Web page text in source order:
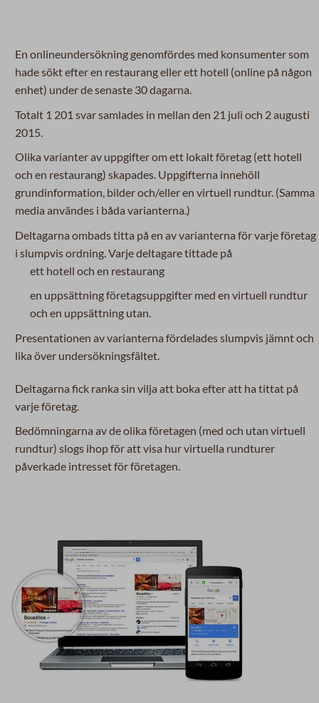
En onlineundersökning genomfördes med konsumenter som
hade sökt efter en restaurang eller ett hotell (online på någon
enhet) under de senaste 30 dagarna.
Totalt 1 201 svar samlades in mellan den 21 juli och 2 augusti
2015.
Olika varianter av uppgifter om ett lokalt företag (ett hotell
och en restaurang) skapades. Uppgifterna innehöll
grundinformation, bilder och/eller en virtuell rundtur. (Samma
media användes i båda varianterna.)
Deltagarna ombads titta på en av varianterna för varje företag
i slumpvis ordning. Varje deltagare tittade på
ett hotell och en restaurang
en uppsättning företagsuppgifter med en virtuell rundtur
och en uppsättning utan.
Presentationen av varianterna fördelades slumpvis jämnt och
lika över undersökningsfältet.
Deltagarna fick ranka sin vilja att boka efter att ha tittat på
varje företag.
Bedömningarna av de olika företagen (med och utan virtuell
rundtur) slogs ihop för att visa hur virtuella rundturer
påverkade intresset för företagen.